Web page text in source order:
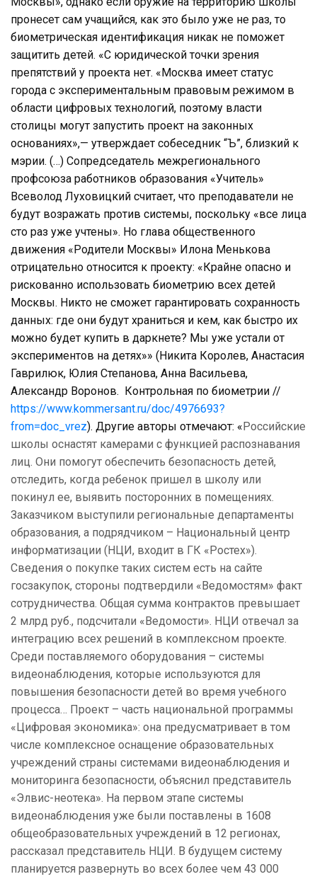
пронесет сам учащийся, как это было уже не раз, то
биометрическая идентификация никак не поможет
защитить детей. «С юридической точки зрения
препятствий у проекта нет. «Москва имеет статус
города с экспериментальным правовым режимом в
области цифровых технологий, поэтому власти
столицы могут запустить проект на законных
основаниях»,— утверждает собеседник “Ъ”, близкий к
мэрии. (…) Сопредседатель межрегионального
профсоюза работников образования «Учитель»
Всеволод Луховицкий считает, что преподаватели не
будут возражать против системы, поскольку «все лица
сто раз уже учтены». Но глава общественного
движения «Родители Москвы» Илона Менькова
отрицательно относится к проекту: «Крайне опасно и
рискованно использовать биометрию всех детей
Москвы. Никто не сможет гарантировать сохранность
данных: где они будут храниться и кем, как быстро их
можно будет купить в даркнете? Мы уже устали от
экспериментов на детях»» (Никита Королев, Анастасия
Гаврилюк, Юлия Степанова, Анна Васильева,
Александр Воронов. Контрольная по биометрии //
https://www.kommersant.ru/doc/4976693?
from=doc_vrez). Другие авторы отмечают: «Российские
школы оснастят камерами с функцией распознавания
лиц. Они помогут обеспечить безопасность детей,
отследить, когда ребенок пришел в школу или
покинул ее, выявить посторонних в помещениях.
Заказчиком выступили региональные департаменты
образования, а подрядчиком – Национальный центр
информатизации (НЦИ, входит в ГК «Ростех»).
Сведения о покупке таких систем есть на сайте
госзакупок, стороны подтвердили «Ведомостям» факт
сотрудничества. Общая сумма контрактов превышает
2 млрд руб., подсчитали «Ведомости». НЦИ отвечал за
интеграцию всех решений в комплексном проекте.
Среди поставляемого оборудования – системы
видеонаблюдения, которые используются для
повышения безопасности детей во время учебного
процесса… Проект – часть национальной программы
«Цифровая экономика»: она предусматривает в том
числе комплексное оснащение образовательных
учреждений страны системами видеонаблюдения и
мониторинга безопасности, объяснил представитель
«Элвис-неотека». На первом этапе системы
видеонаблюдения уже были поставлены в 1608
общеобразовательных учреждений в 12 регионах,
рассказал представитель НЦИ. В будущем систему
планируется развернуть во всех более чем 43 000